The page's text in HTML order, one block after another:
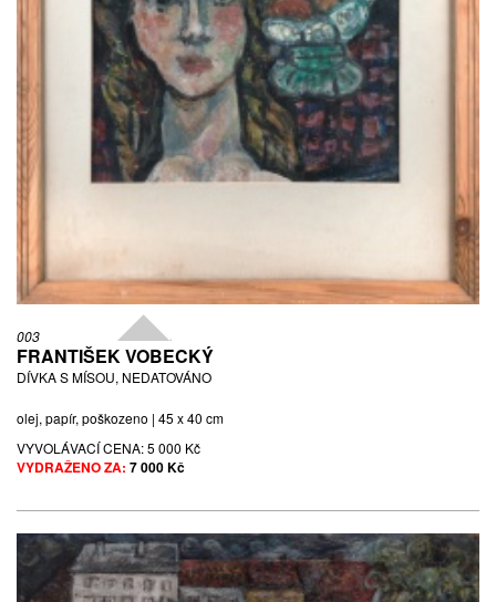
003
FRANTIŠEK VOBECKÝ
DÍVKA S MÍSOU, NEDATOVÁNO
olej, papír, poškozeno | 45 x 40 cm
VYVOLÁVACÍ CENA:5 000 Kč
VYDRAŽENO ZA: 7 000 Kč